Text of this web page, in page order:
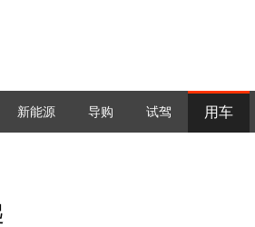
新能源 导购 试驾 用车